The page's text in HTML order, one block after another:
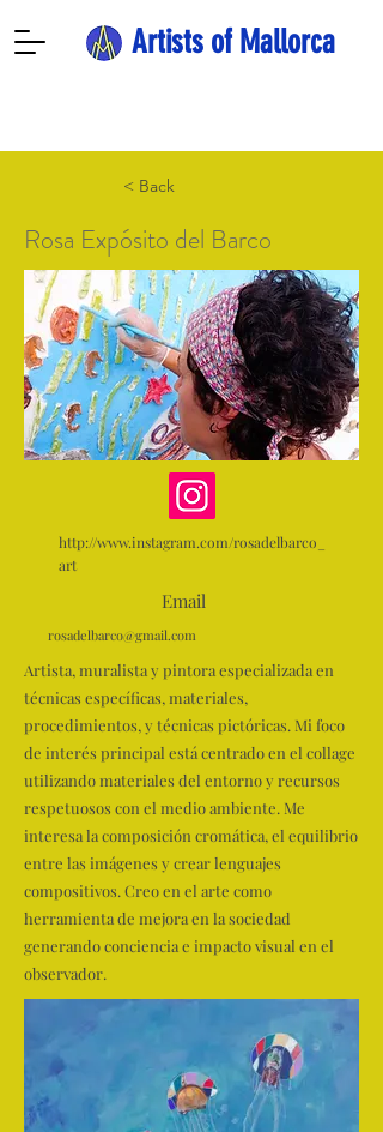
Artists of Mallorca
< Back
Rosa Expósito del Barco
http://www.instagram.com/rosadelbarco_
art
Email
rosadelbarco@gmail.com
Artista, muralista y pintora especializada en
técnicas específicas, materiales,
procedimientos, y técnicas pictóricas. Mi foco
de interés principal está centrado en el collage
utilizando materiales del entorno y recursos
respetuosos con el medio ambiente. Me
interesa la composición cromática, el equilibrio
entre las imágenes y crear lenguajes
compositivos. Creo en el arte como
herramienta de mejora en la sociedad
generando conciencia e impacto visual en el
observador.